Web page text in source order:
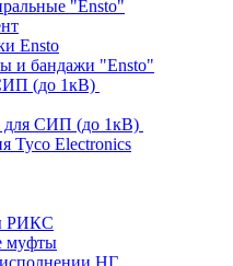
"Ensto"
Ensto
и бандажи "Ensto"
(до 1кВ)
для СИП (до 1кВ)
Tyco Electronics
РИКС
муфты
НГ